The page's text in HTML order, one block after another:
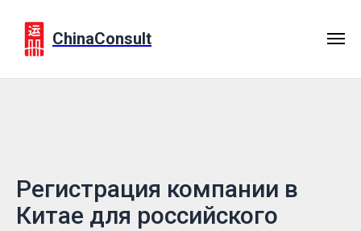
ChinaConsult
Регистрация компании в
Китае для российского